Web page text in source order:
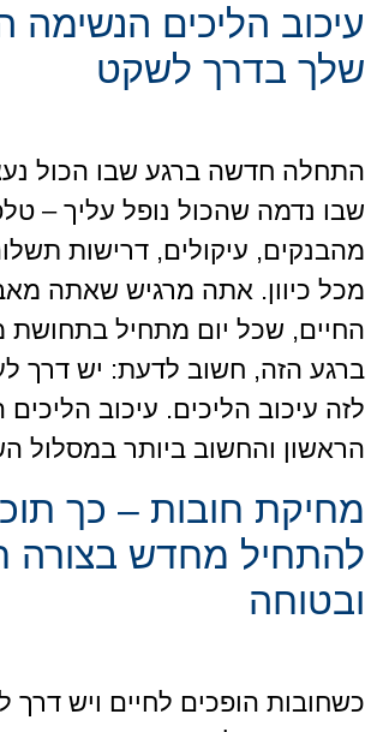
עיכוב הליכים הנשימה
שלך בדרך לשקט
התחלה חדשה ברגע שבו הכול
שבו נדמה שהכול נופל עליך –
מהבנקים, עיקולים, דרישות
מכל כיוון. אתה מרגיש שאתה
החיים, שכל יום מתחיל בתחושת
ברגע הזה, חשוב לדעת: יש דרך
לזה עיכוב הליכים. עיכוב
הראשון והחשוב ביותר במסלול
מחיקת חובות – כך
להתחיל מחדש בצורה
ובטוחה
כשחובות הופכים לחיים ויש